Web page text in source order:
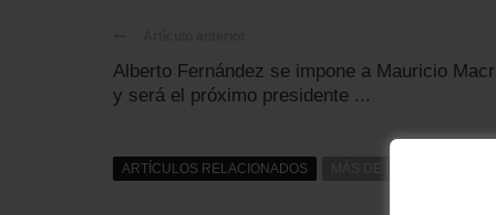
Alberto Fernández se impone a Mauricio
y será el próximo presidente ...
ARTÍCULOS RELACIONADOS